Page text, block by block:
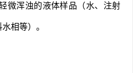
微浑浊的液体样品（水、注射
相等）。